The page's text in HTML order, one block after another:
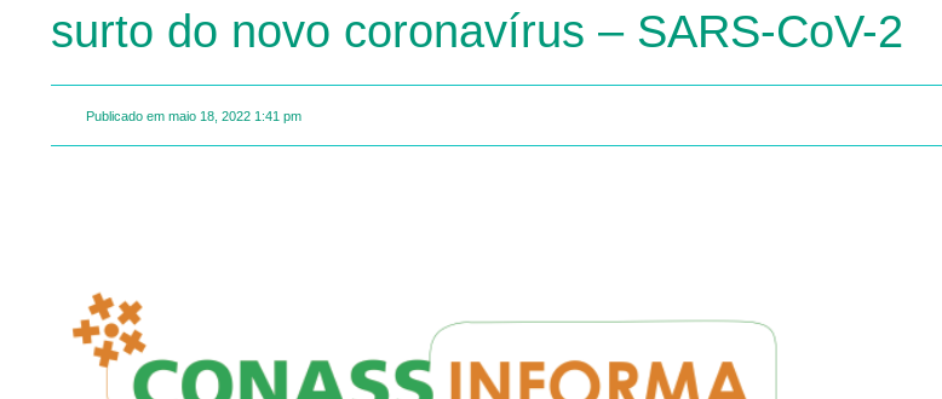
surto do novo coronavírus – SARS-CoV-2
Publicado em maio 18, 2022 1:41 pm